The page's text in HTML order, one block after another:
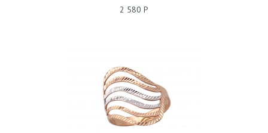
2 580 Р
КОЛЬЦО С3К710649Р